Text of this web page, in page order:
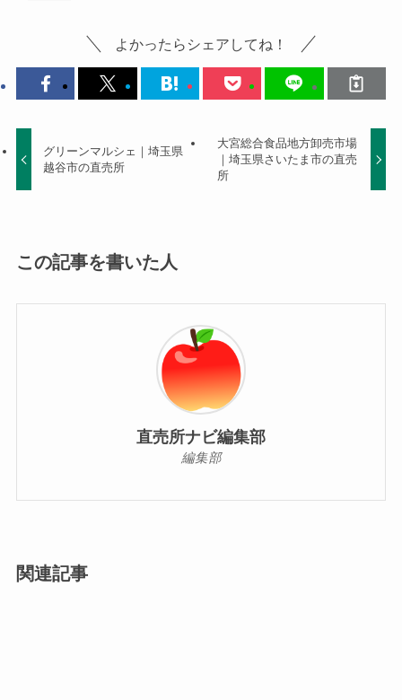
よかったらシェアしてね！
グリーンマルシェ｜埼玉県
越谷市の直売所
大宮総合食品地方卸売市場
｜埼玉県さいたま市の直売
所
この記事を書いた人
直売所ナビ編集部
編集部
関連記事